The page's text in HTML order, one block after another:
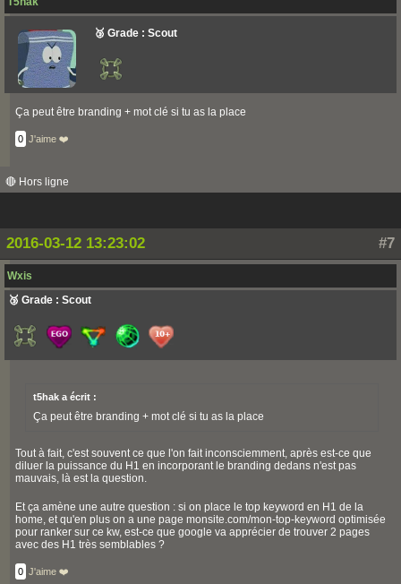
🥉 Grade : Scout
Ça peut être branding + mot clé si tu as la place
0 J'aime ❤️
🔴 Hors ligne
#7
2016-03-12 13:23:02
Wxis
🥉 Grade : Scout
t5hak a écrit :
Ça peut être branding + mot clé si tu as la place
Tout à fait, c'est souvent ce que l'on fait inconsciemment, après est-ce que
diluer la puissance du H1 en incorporant le branding dedans n'est pas
mauvais, là est la question.
Et ça amène une autre question : si on place le top keyword en H1 de la
home, et qu'en plus on a une page monsite.com/mon-top-keyword optimisée
pour ranker sur ce kw, est-ce que google va apprécier de trouver 2 pages
avec des H1 très semblables ?
0 J'aime ❤️